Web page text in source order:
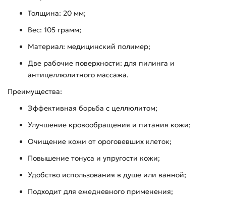
Толщина: 20 мм;
Вес: 105 грамм;
Материал: медицинский полимер;
Две рабочие поверхности: для пилинга и
антицеллюлитного массажа.
Преимущества:
Эффективная борьба с целлюлитом;
Улучшение кровообращения и питания кожи;
Очищение кожи от ороговевших клеток;
Повышение тонуса и упругости кожи;
Удобство использования в душе или ванной;
Подходит для ежедневного применения;